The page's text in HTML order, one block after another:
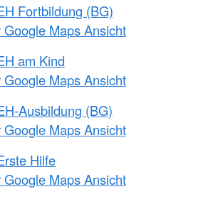
Fortbildung (BG)
Google Maps Ansicht
am Kind
Google Maps Ansicht
Ausbildung (BG)
Google Maps Ansicht
Hilfe
Google Maps Ansicht